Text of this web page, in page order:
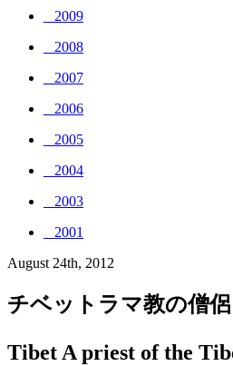
_ 2009
_ 2008
_ 2007
_ 2006
_ 2005
_ 2004
_ 2003
_ 2001
August 24th, 2012
チベットラマ教の僧侶
Tibet A priest of the